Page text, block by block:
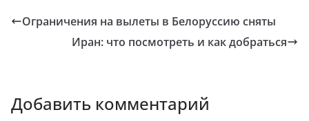
Ограничения на вылеты в Белоруссию сняты
Иран: что посмотреть и как добраться
Добавить комментарий